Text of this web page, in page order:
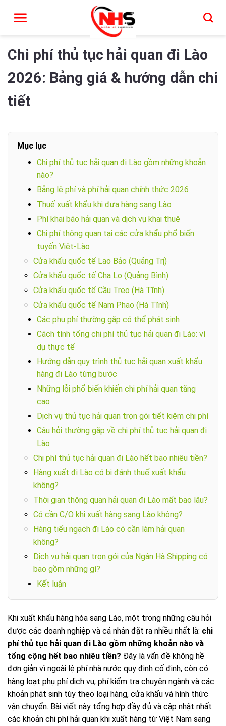
Chi phí thủ tục hải quan đi Lào mới 2026
Chi phí thủ tục hải quan đi Lào
2026: Bảng giá & hướng dẫn chi
tiết
Mục lục
Chi phí thủ tục hải quan đi Lào gồm những khoản
nào?
Bảng lệ phí và phí hải quan chính thức 2026
Thuế xuất khẩu khi đưa hàng sang Lào
Phí khai báo hải quan và dịch vụ khai thuê
Chi phí thông quan tại các cửa khẩu phổ biến
tuyến Việt-Lào
Cửa khẩu quốc tế Lao Bảo (Quảng Trị)
Cửa khẩu quốc tế Cha Lo (Quảng Bình)
Cửa khẩu quốc tế Cầu Treo (Hà Tĩnh)
Cửa khẩu quốc tế Nam Phao (Hà Tĩnh)
Các phụ phí thường gặp có thể phát sinh
Cách tính tổng chi phí thủ tục hải quan đi Lào: ví
dụ thực tế
Hướng dẫn quy trình thủ tục hải quan xuất khẩu
hàng đi Lào từng bước
Những lỗi phổ biến khiến chi phí hải quan tăng
cao
Dịch vụ thủ tục hải quan trọn gói tiết kiệm chi phí
Câu hỏi thường gặp về chi phí thủ tục hải quan đi
Lào
Chi phí thủ tục hải quan đi Lào hết bao nhiêu tiền?
Hàng xuất đi Lào có bị đánh thuế xuất khẩu
không?
Thời gian thông quan hải quan đi Lào mất bao lâu?
Có cần C/O khi xuất hàng sang Lào không?
Hàng tiểu ngạch đi Lào có cần làm hải quan
không?
Dịch vụ hải quan trọn gói của Ngân Hà Shipping có
bao gồm những gì?
Kết luận
Khi xuất khẩu hàng hóa sang Lào, một trong những câu hỏi
được các doanh nghiệp và cá nhân đặt ra nhiều nhất là: chi
phí thủ tục hải quan đi Lào gồm những khoản nào và
tổng cộng hết bao nhiêu tiền? Đây là vấn đề không hề
đơn giản vì ngoài lệ phí nhà nước quy định cố định, còn có
hàng loạt phụ phí dịch vụ, phí kiểm tra chuyên ngành và các
khoản phát sinh tùy theo loại hàng, cửa khẩu và hình thức
vận chuyển. Bài viết này tổng hợp đầy đủ và cập nhật nhất
các khoản chi phí hải quan khi xuất hàng từ Việt Nam sang